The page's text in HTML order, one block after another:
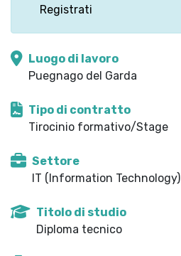
Registrati
Luogo di lavoro
Puegnago del Garda
Tipo di contratto
Tirocinio formativo/Stage
Settore
IT (Information Technology)
Titolo di studio
Diploma tecnico